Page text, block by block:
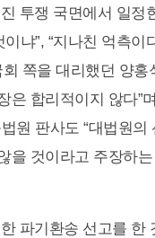
투쟁 국면에서 일정
냐”, “지나친 억측이
쪽을 대리했던 양홍
합리적이지 않다”
원 판사도 “대법원의
을 것이라고 주장하
파기환송 선고를 한